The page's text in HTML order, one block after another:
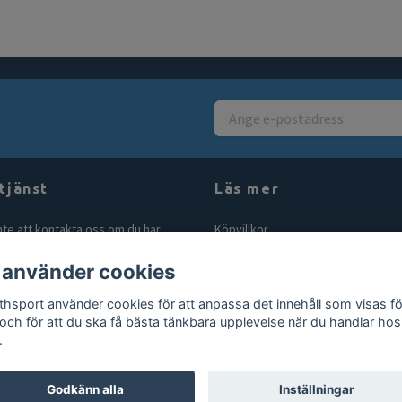
att kontakta oss om du har
vi kan! Maila oss på
Läs mer
Köpvillkor
Gör en retur
cookies
använder cookies för att anpassa det innehåll som visas
för att du ska få bästa tänkbara upplevelse när du handlar hos
Godkänn alla Inställningar